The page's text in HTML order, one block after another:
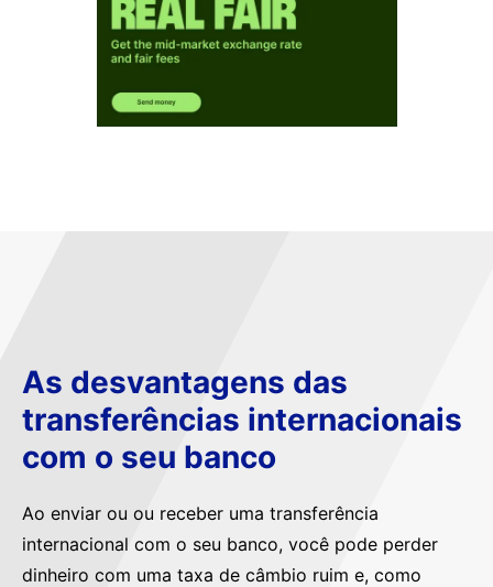
As desvantagens das
transferências internacionais
com o seu banco
Ao enviar ou ou receber uma transferência
internacional com o seu banco, você pode perder
dinheiro com uma taxa de câmbio ruim e, como